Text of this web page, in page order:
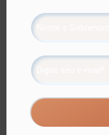
SKU:
Utilidades
Informação adicional